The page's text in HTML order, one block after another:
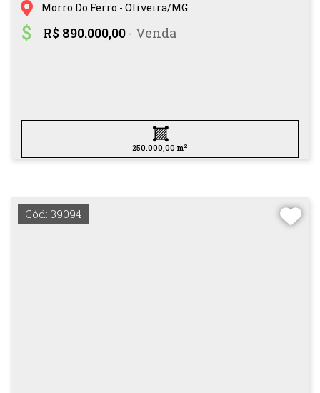
Morro Do Ferro - Oliveira/MG
R$ 890.000,00- Venda
250.000,00 m 2
Cód: 39094